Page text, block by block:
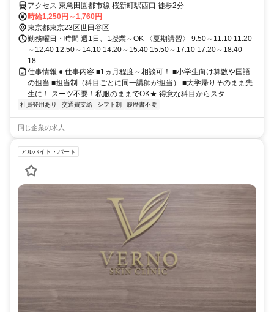
アクセス 東急田園都市線 桜新町駅西口 徒歩2分
時給1,250円～1,760円
東京都東京23区世田谷区
勤務曜日・時間 週1日、1授業～OK 〈夏期講習〉 9:50～11:10 11:20
～12:40 12:50～14:10 14:20～15:40 15:50～17:10 17:20～18:40
18...
仕事情報 ● 仕事内容 ■1ヵ月程度～相談可！ ■小学生向け算数や国語
の担当 ■担当制（科目ごとに同一講師が担当） ■大学帰りそのまま先
生に！ スーツ不要！私服のままでOK★ 得意な科目からスタ...
社員登用あり 交通費支給 シフト制 履歴書不要
同じ企業の求人
アルバイト・パート